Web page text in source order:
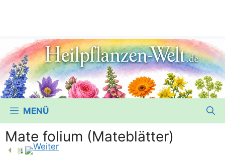
MENÜ
Mate folium (Mateblätter)